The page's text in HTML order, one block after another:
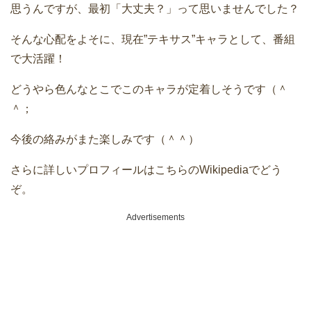
思うんですが、最初「大丈夫？」って思いませんでした？
そんな心配をよそに、現在”テキサス”キャラとして、番組
で大活躍！
どうやら色んなとこでこのキャラが定着しそうです（＾
＾；
今後の絡みがまた楽しみです（＾＾）
さらに詳しいプロフィールはこちらのWikipediaでどう
ぞ。
Advertisements